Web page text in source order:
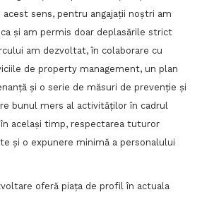
acest sens, pentru angajații noștri am
și am permis doar deplasările strict
am dezvoltat, în colaborare cu
de property management, un plan
și o serie de măsuri de prevenție și
bunul mers al activităților în cadrul
același timp, respectarea tuturor
și o expunere minimă a personalului
oferă piața de profil în actuala